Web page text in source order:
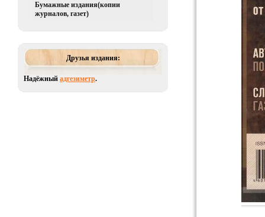
Бумажные издания(копии
журналов, газет)
Друзья издания:
Надёжный адгезиметр.